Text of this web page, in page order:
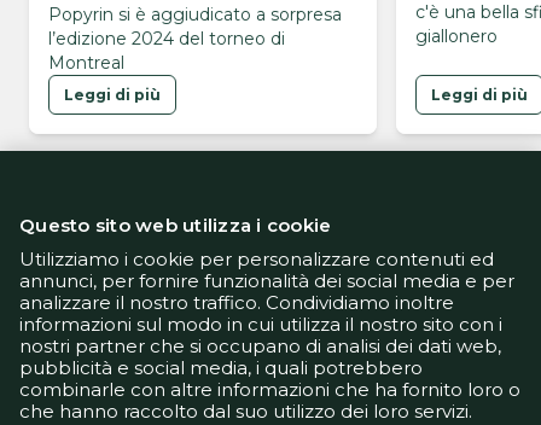
Popyrin si è aggiudicato a sorpresa
l’edizione 2024 del torneo di
Montreal
Leggi di più
c'è una bella
giallonero
Leggi di più
Informativa Privacy
Informativa Cookie
Tech App
Gestione preferenze
support@goldbetlive.it
Questo sito web utilizza i cookie
Utilizziamo i cookie per personalizzare contenuti ed
annunci, per fornire funzionalità dei social media e per
analizzare il nostro traffico. Condividiamo inoltre
informazioni sul modo in cui utilizza il nostro sito con i
nostri partner che si occupano di analisi dei dati web,
pubblicità e social media, i quali potrebbero
combinarle con altre informazioni che ha fornito loro o
che hanno raccolto dal suo utilizzo dei loro servizi.